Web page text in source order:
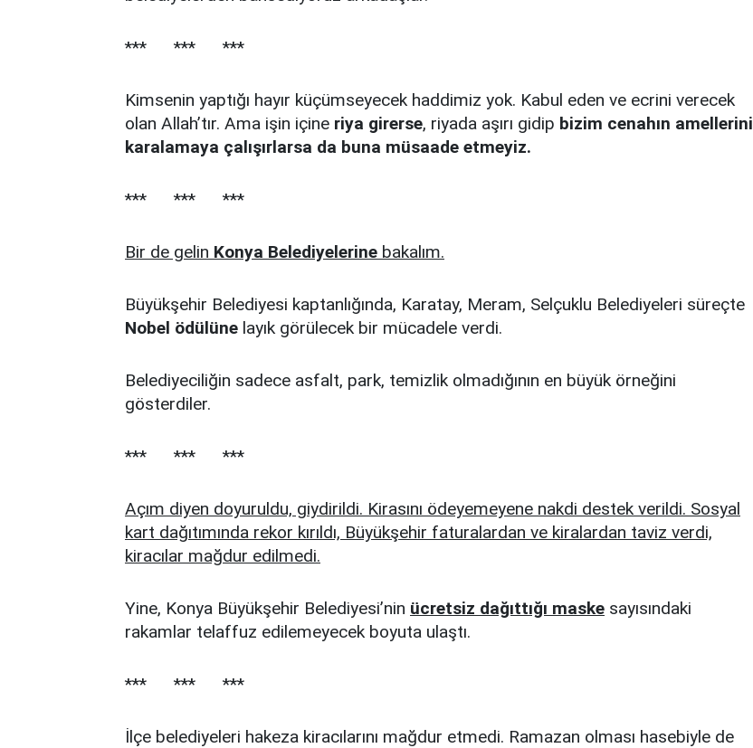
*** *** ***
Kimsenin yaptığı hayır küçümseyecek haddimiz yok. Kabul eden ve ecrini verecek
olan Allah’tır. Ama işin içine riya girerse, riyada aşırı gidip bizim cenahın amellerini
karalamaya çalışırlarsa da buna müsaade etmeyiz.
*** *** ***
Bir de gelin Konya Belediyelerine bakalım.
Büyükşehir Belediyesi kaptanlığında, Karatay, Meram, Selçuklu Belediyeleri süreçte
Nobel ödülüne layık görülecek bir mücadele verdi.
Belediyeciliğin sadece asfalt, park, temizlik olmadığının en büyük örneğini
gösterdiler.
*** *** ***
Açım diyen doyuruldu, giydirildi. Kirasını ödeyemeyene nakdi destek verildi. Sosyal
kart dağıtımında rekor kırıldı, Büyükşehir faturalardan ve kiralardan taviz verdi,
kiracılar mağdur edilmedi.
Yine, Konya Büyükşehir Belediyesi’nin ücretsiz dağıttığı maske sayısındaki
rakamlar telaffuz edilemeyecek boyuta ulaştı.
*** *** ***
İlçe belediyeleri hakeza kiracılarını mağdur etmedi. Ramazan olması hasebiyle de